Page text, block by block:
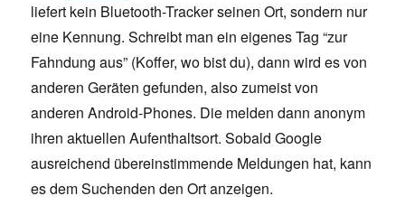
liefert kein Bluetooth-Tracker seinen Ort, sondern nur
eine Kennung. Schreibt man ein eigenes Tag “zur
Fahndung aus” (Koffer, wo bist du), dann wird es von
anderen Geräten gefunden, also zumeist von
anderen Android-Phones. Die melden dann anonym
ihren aktuellen Aufenthaltsort. Sobald Google
ausreichend übereinstimmende Meldungen hat, kann
es dem Suchenden den Ort anzeigen.